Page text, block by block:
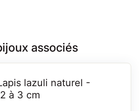
associés
lazuli naturel -
à 3 cm